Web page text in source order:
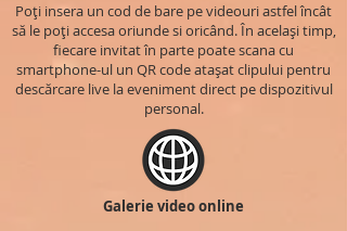
Poți insera un cod de bare pe videouri astfel încât
să le poți accesa oriunde si oricând. În același timp,
fiecare invitat în parte poate scana cu
smartphone-ul un QR code atașat clipului pentru
descărcare live la eveniment direct pe dispozitivul
personal.
Galerie video online